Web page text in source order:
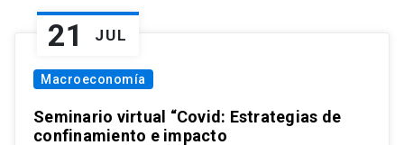
21 JUL
Macroeconomía
Seminario virtual “Covid: Estrategias de
confinamiento e impacto